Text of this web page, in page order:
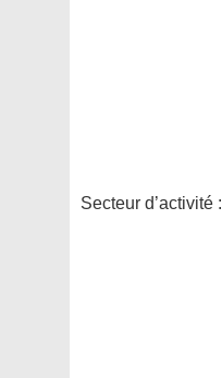
Secteur d’activité :